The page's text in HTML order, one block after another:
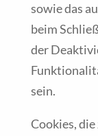
sowie das
beim
der
sein.
Cookies,